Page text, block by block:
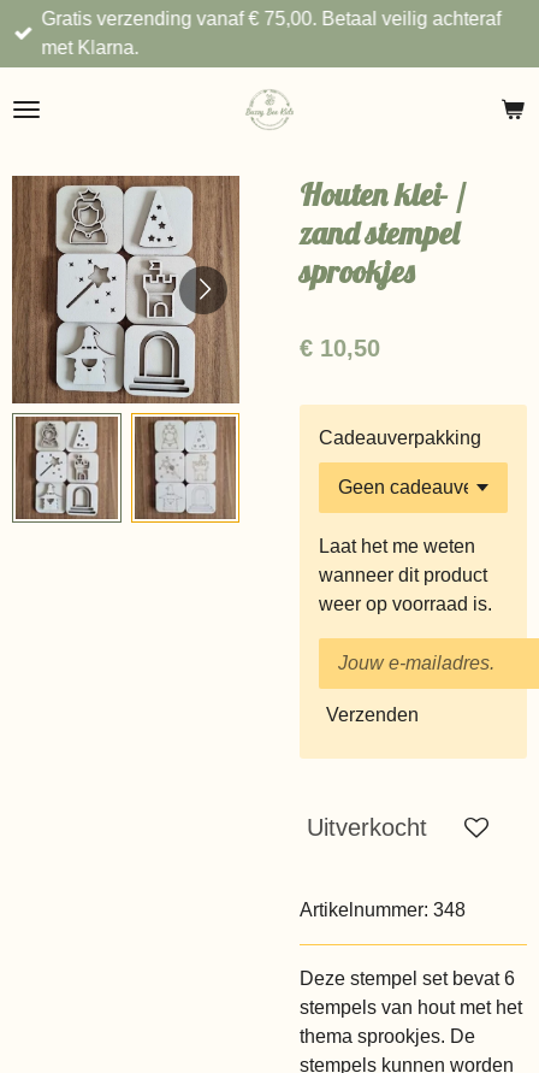
Ga
direct
de
Gratis verzending vanaf € 75,00. Betaal veilig achteraf
met Klarna.
Houten klei- /
zand stempel
sprookjes
€ 10,50
Cadeauverpakking
Laat het me weten
wanneer dit product
weer op voorraad is.
Verzenden
Uitverkocht
Artikelnummer: 348
Deze stempel set bevat 6
stempels van hout met het
thema sprookjes. De
stempels kunnen worden